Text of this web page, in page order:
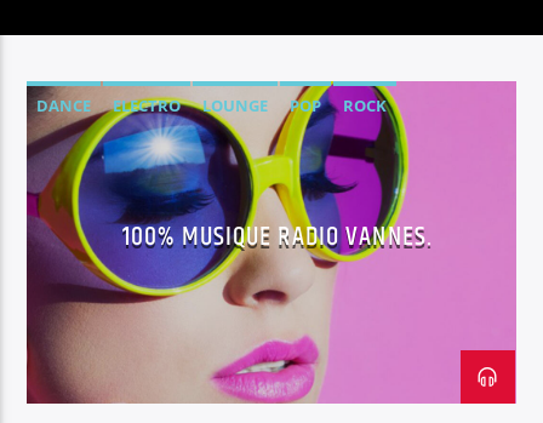
DANCE ELECTRO LOUNGE POP ROCK
100% MUSIQUE RADIO VANNES.